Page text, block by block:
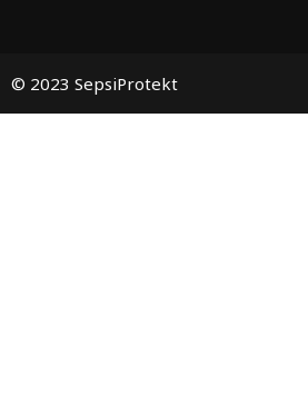
© 2023 SepsiProtekt